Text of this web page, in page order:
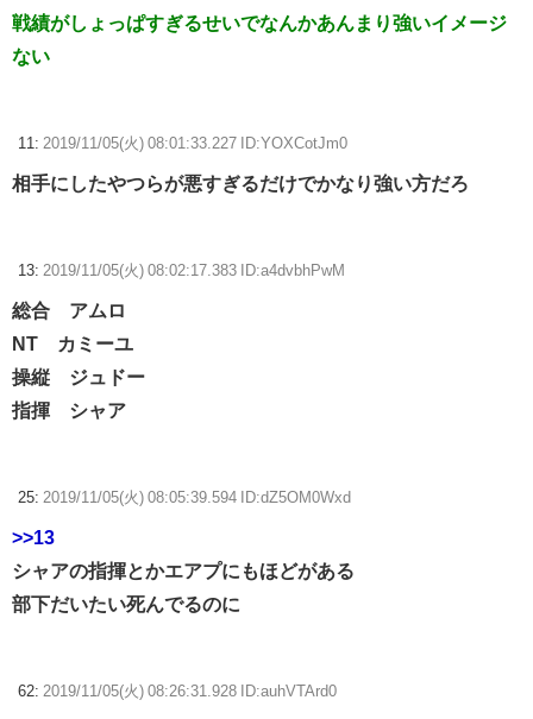
戦績がしょっぱすぎるせいでなんかあんまり強いイメージ
ない
11: 2019/11/05(火) 08:01:33.227 ID:YOXCotJm0
相手にしたやつらが悪すぎるだけでかなり強い方だろ
13: 2019/11/05(火) 08:02:17.383 ID:a4dvbhPwM
総合 アムロ
NT カミーユ
操縦 ジュドー
指揮 シャア
25: 2019/11/05(火) 08:05:39.594 ID:dZ5OM0Wxd
>>13
シャアの指揮とかエアプにもほどがある
部下だいたい死んでるのに
62: 2019/11/05(火) 08:26:31.928 ID:auhVTArd0